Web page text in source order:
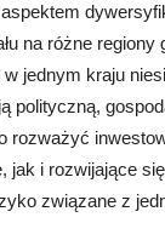
na różne regiony
jednym kraju
polityczną,
rozważyć
jak i rozwijające
związane z